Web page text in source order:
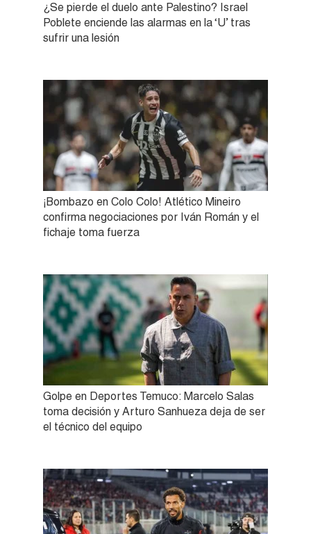
¿Se pierde el duelo ante Palestino? Israel
Poblete enciende las alarmas en la ‘U’ tras
sufrir una lesión
¡Bombazo en Colo Colo! Atlético Mineiro
confirma negociaciones por Iván Román y el
fichaje toma fuerza
Golpe en Deportes Temuco: Marcelo Salas
toma decisión y Arturo Sanhueza deja de ser
el técnico del equipo